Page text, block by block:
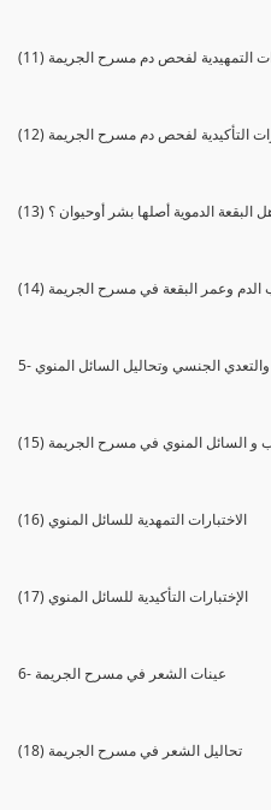
التمهيدية لفحص دم مسرح الجريمة
التأكيدية لفحص دم مسرح الجريمة
هل البقعة الدموية أصلها بشر أوحيوان ؟
الدم وعمر البقعة في مسرح الجريمة
والتعدي الجنسي وتحاليل السائل المنوي
و السائل المنوي في مسرح الجريمة
(16) الاختبارات التمهدية للسائل المنوي
(17) الإختبارات التأكيدية للسائل المنوي
6- عينات الشعر في مسرح الجريمة
(18) تحاليل الشعر في مسرح الجريمة